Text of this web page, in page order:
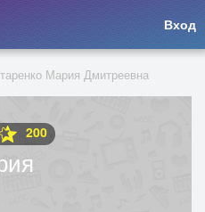
Вход
Мария Дмитреевна
200